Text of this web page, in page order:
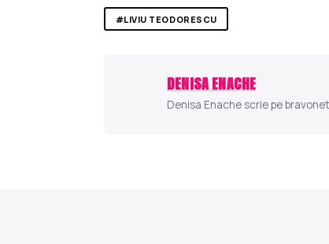
#LIVIU TEODORESCU
DENISA ENACHE
Denisa Enache scrie pe